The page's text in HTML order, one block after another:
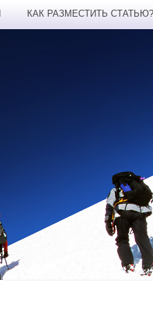
КАК РАЗМЕСТИТЬ СТАТЬЮ?